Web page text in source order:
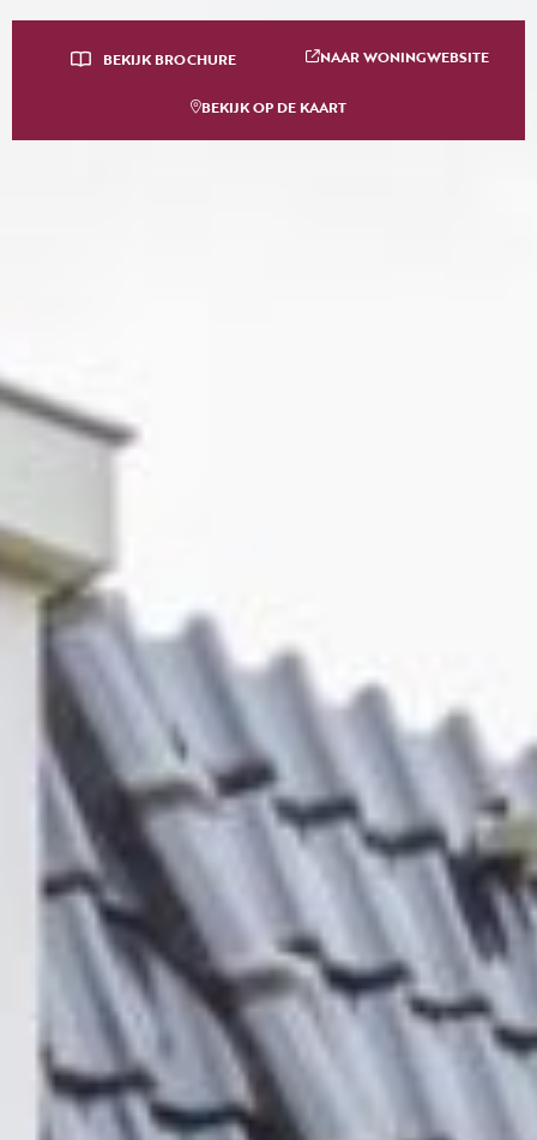
BEKIJK BROCHURE NAAR WONINGWEBSITE
BEKIJK OP DE KAART